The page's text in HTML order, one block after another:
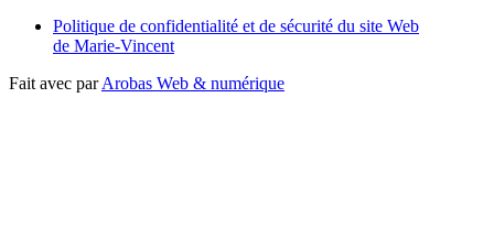
Politique de confidentialité et de sécurité du site Web
de Marie-Vincent
Fait avec parArobas Web & numérique